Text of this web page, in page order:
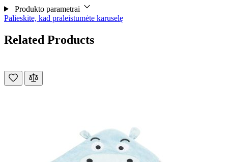
Produkto parametrai
Palieskite, kad praleistumėte karuselę
Related Products